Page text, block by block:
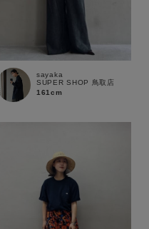
sayaka
SUPER SHOP 鳥取店
161cm